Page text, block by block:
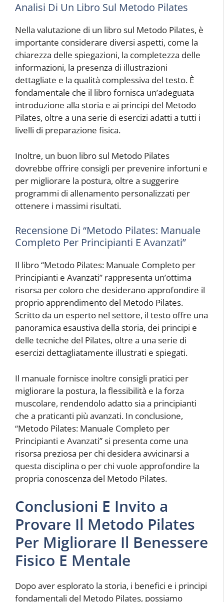
Analisi Di Un Libro Sul Metodo Pilates
Nella valutazione di un libro sul Metodo Pilates, è
importante considerare diversi aspetti, come la
chiarezza delle spiegazioni, la completezza delle
informazioni, la presenza di illustrazioni
dettagliate e la qualità complessiva del testo. È
fondamentale che il libro fornisca un’adeguata
introduzione alla storia e ai principi del Metodo
Pilates, oltre a una serie di esercizi adatti a tutti i
livelli di preparazione fisica.
Inoltre, un buon libro sul Metodo Pilates
dovrebbe offrire consigli per prevenire infortuni e
per migliorare la postura, oltre a suggerire
programmi di allenamento personalizzati per
ottenere i massimi risultati.
Recensione Di “Metodo Pilates: Manuale
Completo Per Principianti E Avanzati”
Il libro “Metodo Pilates: Manuale Completo per
Principianti e Avanzati” rappresenta un’ottima
risorsa per coloro che desiderano approfondire il
proprio apprendimento del Metodo Pilates.
Scritto da un esperto nel settore, il testo offre una
panoramica esaustiva della storia, dei principi e
delle tecniche del Pilates, oltre a una serie di
esercizi dettagliatamente illustrati e spiegati.
Il manuale fornisce inoltre consigli pratici per
migliorare la postura, la flessibilità e la forza
muscolare, rendendolo adatto sia a principianti
che a praticanti più avanzati. In conclusione,
“Metodo Pilates: Manuale Completo per
Principianti e Avanzati” si presenta come una
risorsa preziosa per chi desidera avvicinarsi a
questa disciplina o per chi vuole approfondire la
propria conoscenza del Metodo Pilates.
Conclusioni E Invito a
Provare Il Metodo Pilates
Per Migliorare Il Benessere
Fisico E Mentale
Dopo aver esplorato la storia, i benefici e i principi
fondamentali del Metodo Pilates, possiamo